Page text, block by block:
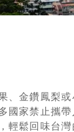
、金鑽鳳梨
國家禁止攜
輕鬆回味台灣